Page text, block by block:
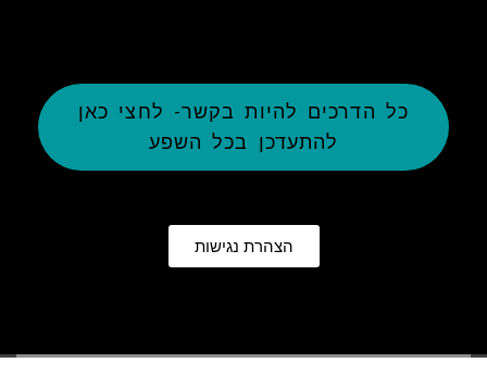
כל הדרכים להיות בקשר- לחצי כאן
להתעדכן בכל השפע
הצהרת נגישות